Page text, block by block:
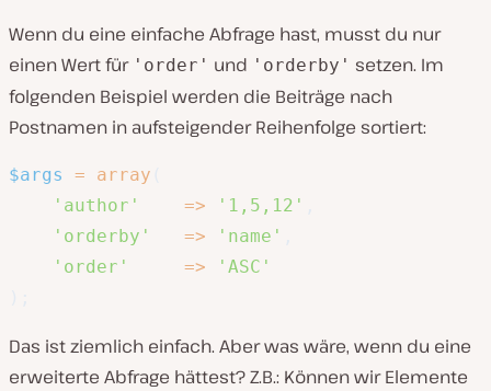
Wenn du eine einfache Abfrage hast, musst du nur
einen Wert für 'order' und 'orderby' setzen. Im
folgenden Beispiel werden die Beiträge nach
Postnamen in aufsteigender Reihenfolge sortiert:
$args = array
'author'
=> '1,5,12'
'orderby'
=> 'name'
'order'
=>
'ASC'
Das ist ziemlich einfach. Aber was wäre, wenn du eine
erweiterte Abfrage hättest? Z.B.: Können wir Elemente